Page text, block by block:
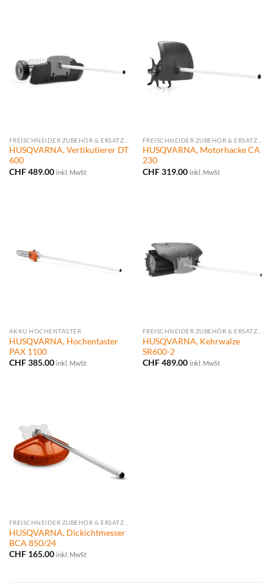
HUSQVARNA, Vertikutierer DT
600
CHF489.00 inkl. MwSt
HUSQVARNA, Motorhacke CA
230
CHF319.00 inkl. MwSt
AKKU HOCHENTASTER
HUSQVARNA, Hochentaster
PAX 1100
CHF385.00 inkl. MwSt
HUSQVARNA, Kehrwalze
SR600-2
CHF489.00 inkl. MwSt
HUSQVARNA, Dickichtmesser
BCA 850/24
CHF165.00 inkl. MwSt